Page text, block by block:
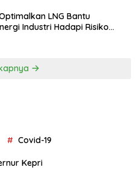
LNG Bantu
Industri Hadapi Risiko
Covid-19
Kepri